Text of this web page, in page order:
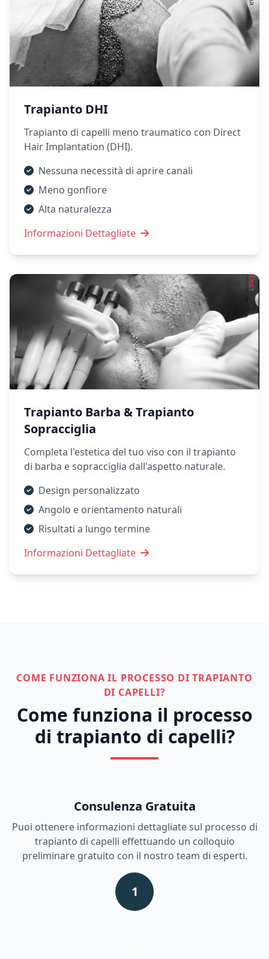
Trapianto DHI
Trapianto di capelli meno traumatico con Direct
Hair Implantation (DHI).
Nessuna necessità di aprire canali
Meno gonfiore
Alta naturalezza
Informazioni Dettagliate
Trapianto Barba & Trapianto
Sopracciglia
Completa l'estetica del tuo viso con il trapianto
di barba e sopracciglia dall'aspetto naturale.
Design personalizzato
Angolo e orientamento naturali
Risultati a lungo termine
Informazioni Dettagliate
COME FUNZIONA IL PROCESSO DI TRAPIANTO
DI CAPELLI?
Come funziona il processo
di trapianto di capelli?
Consulenza Gratuita
Puoi ottenere informazioni dettagliate sul processo di
trapianto di capelli effettuando un colloquio
preliminare gratuito con il nostro team di esperti.
1